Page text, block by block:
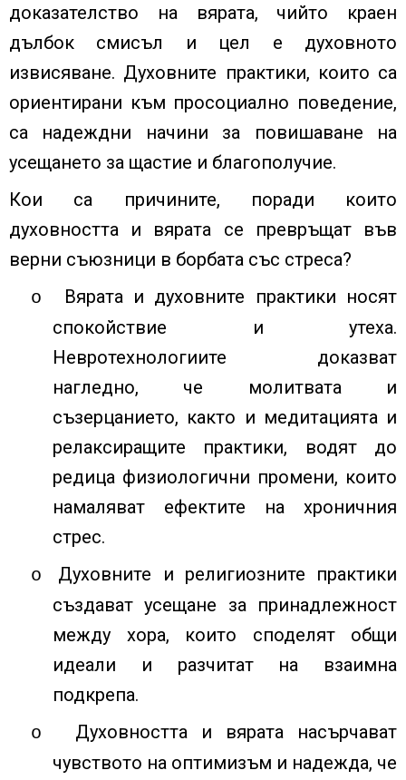
доказателство на вярата, чийто краен
дълбок смисъл и цел е духовното
извисяване. Духовните практики, които са
ориентирани към просоциално поведение,
са надеждни начини за повишаване на
усещането за щастие и благополучие.
Кои са причините, поради които
духовността и вярата се превръщат във
верни съюзници в борбата със стреса?
o
Вярата и духовните практики носят
спокойствие и утеха.
Невротехнологиите доказват
нагледно, че молитвата и
съзерцанието, както и медитацията и
релаксиращите практики, водят до
редица физиологични промени, които
намаляват ефектите на хроничния
стрес.
o
Духовните и религиозните практики
създават усещане за принадлежност
между хора, които споделят общи
идеали и разчитат на взаимна
подкрепа.
o
Духовността и вярата насърчават
чувството на оптимизъм и надежда, че